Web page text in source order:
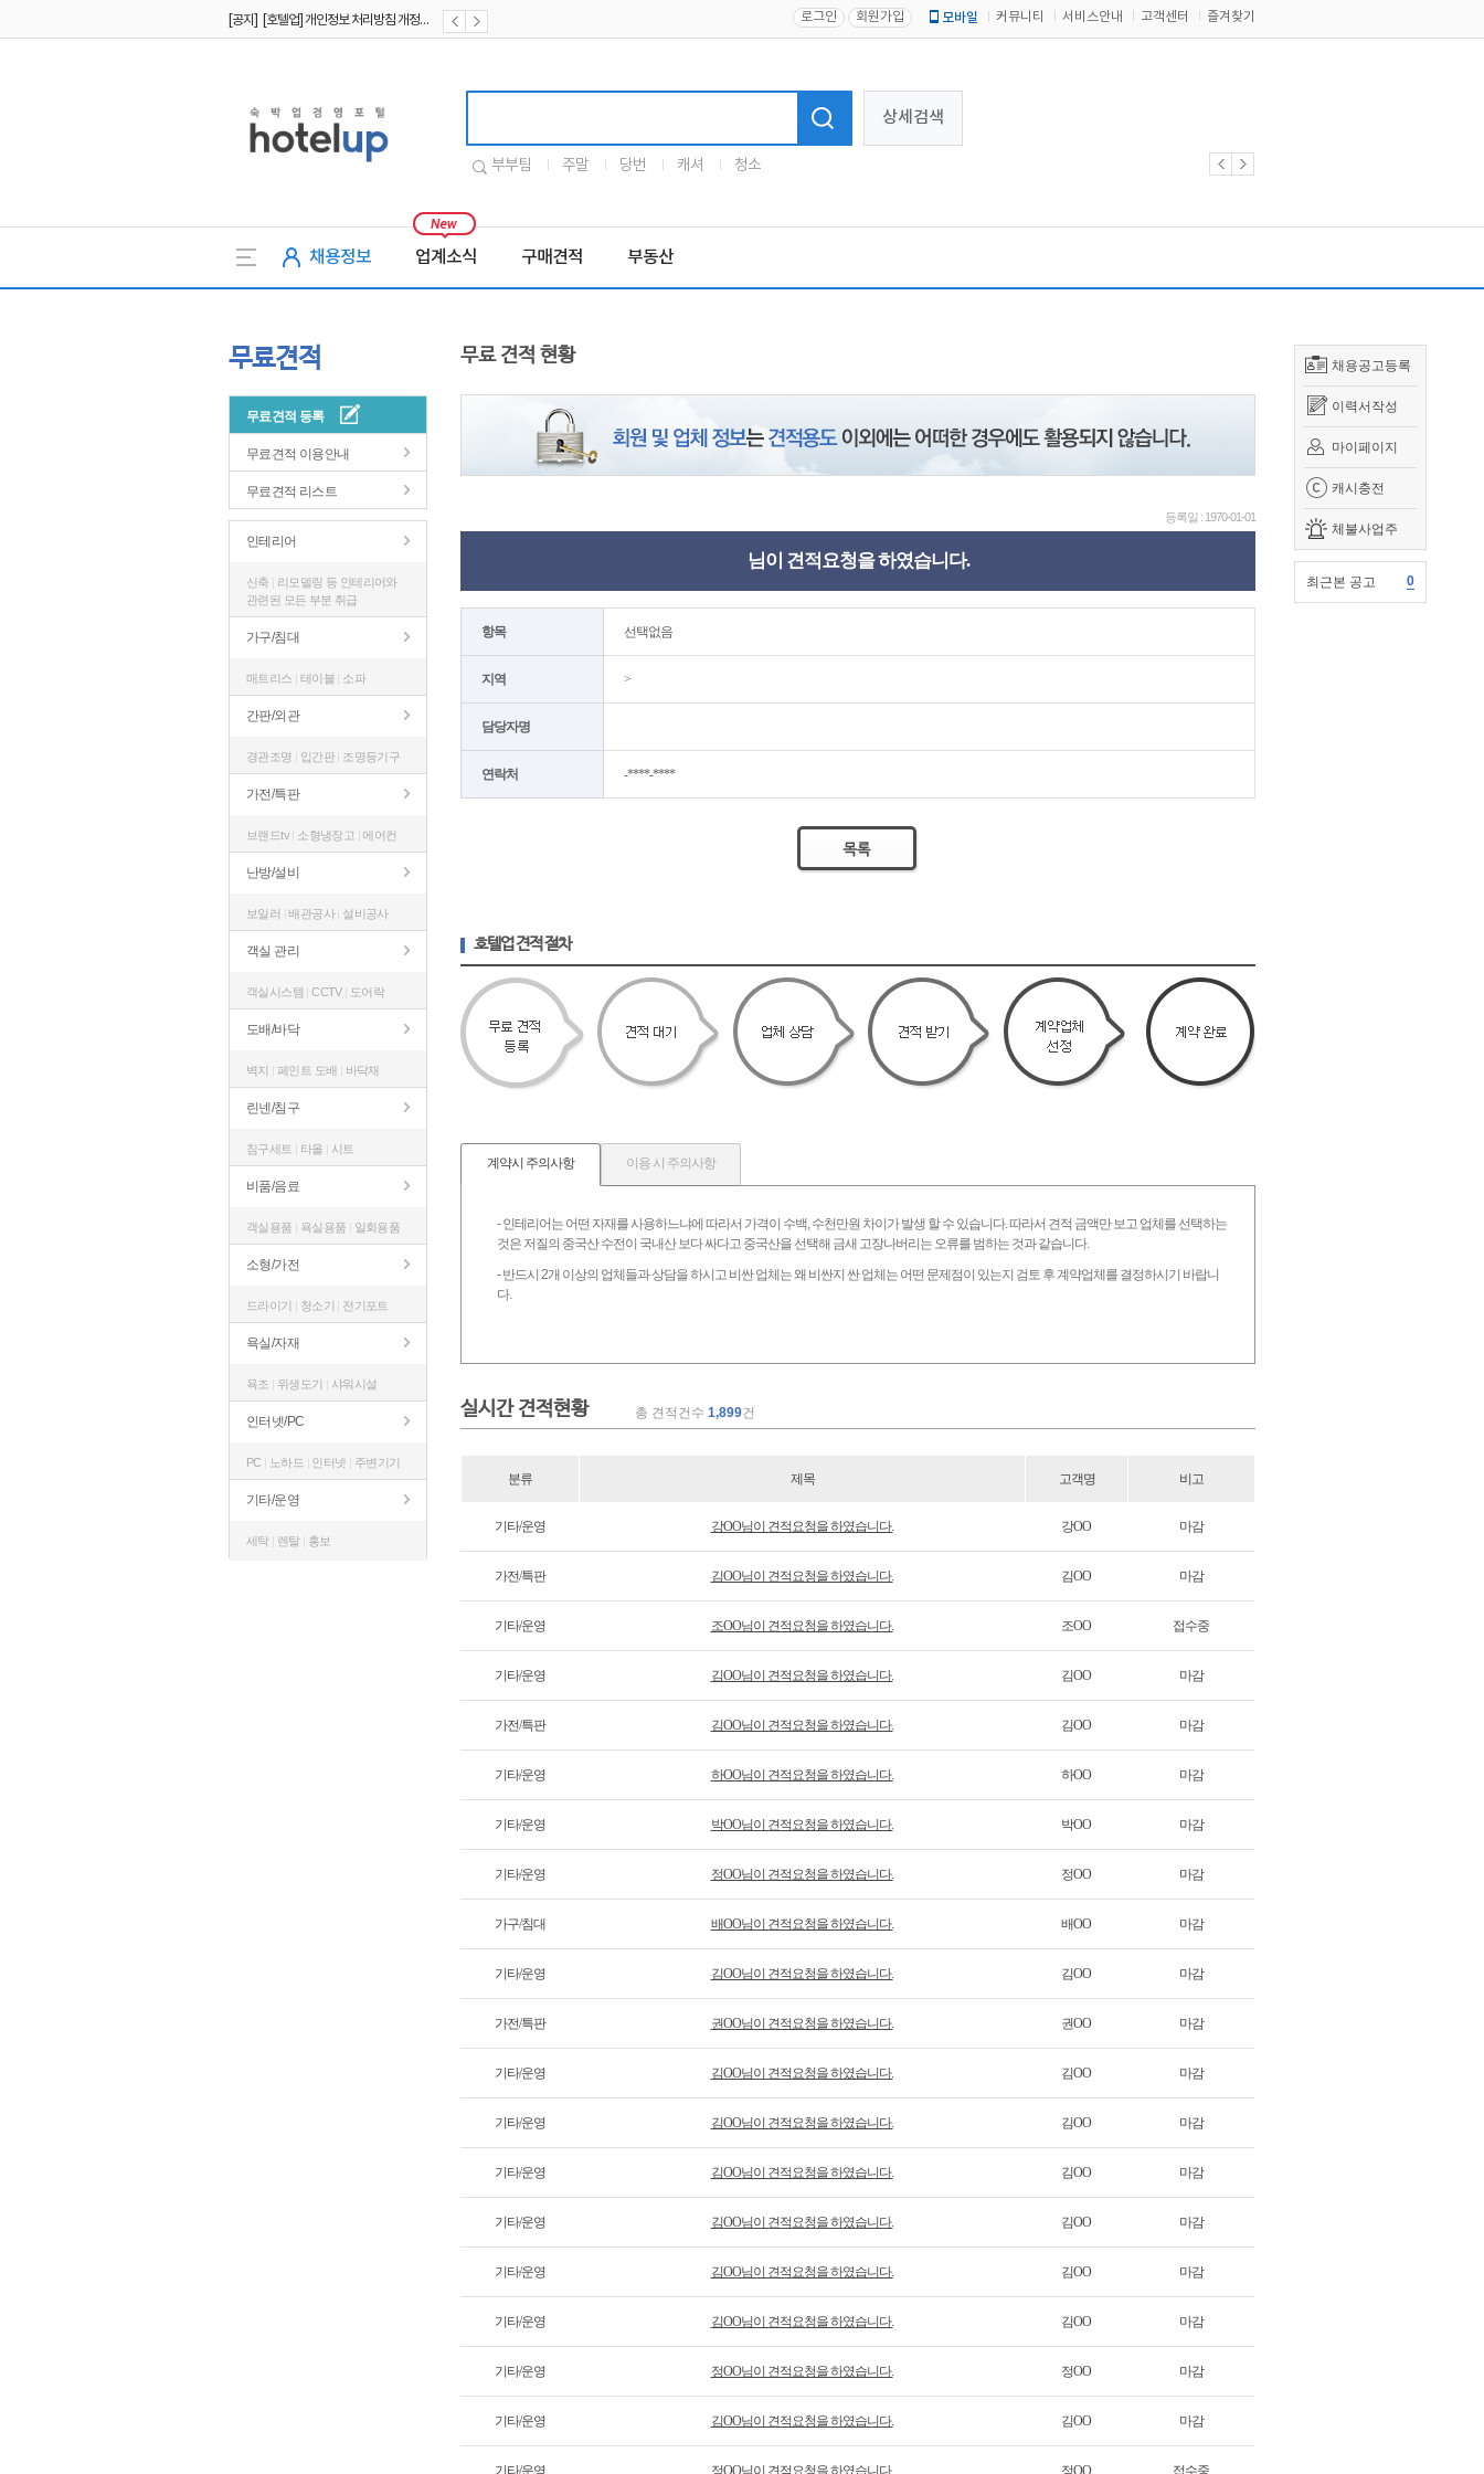
[공지] [호텔업] 개인정보 처리방침 개정본2 (19.09.02) 로그인 회원가입 모바일 커뮤니티 서비스안내 고객센터 즐겨찾기
상세검색
부부팀 주말 당번 캐셔 청소
채용정보 업계소식 구매견적 부동산
채용공고등록
이력서작성
마이페이지
캐시충전
체불사업주
최근본 공고 0
무료견적
무료견적 등록
무료견적 이용안내
무료견적 리스트
인테리어
신축
리모델링 등 인테리어와
관련된 모든 부분 취급
가구/침대
매트리스 테이블 소파
간판/외관
경관조명 입간판| 조명등기구
가전/특판
브랜드tv 소형냉장고 |에어컨
난방/설비
보일러 |배관공사| 설비공사
객실 관리
객실시스템 |CCTV| 도어락
도배/바닥
벽지 페인트 도배 바닥재
린넨/침구
침구세트 타올 시트
비품/음료
객실용품 욕실용품 일회용품
소형/가전
드라이기 청소기 전기포트
욕실/자재
욕조 위생도기 샤워시설
인터넷/PC
PC 노하드 인터넷 주변기기
기타/운영
세탁| 렌탈| 홍보
무료 견적 현황
등록일 : 1970-01-01
님이 견적요청을 하였습니다.
항목 선택없음
지역 >
담당자명
연락처 -****-****
호텔업 견적 절차
계약시 주의사항 이용 시 주의사항
- 인테리어는 어떤 자재를 사용하느냐에 따라서 가격이 수백, 수천만원 차이가 발생 할 수 있습니다. 따라서 견적 금액만 보고 업체를 선택하는
것은 저질의 중국산 수전이 국내산 보다 싸다고 중국산을 선택해 금새 고장나버리는 오류를 범하는 것과 같습니다.
- 반드시 2개 이상의 업체들과 상담을 하시고 비싼 업체는 왜 비싼지 싼 업체는 어떤 문제점이 있는지 검토 후 계약업체를 결정하시기 바랍니
다.
실시간 견적현황 총 견적건수 1,899건
분류 제목 고객명 비고
기타/운영 강OO님이 견적요청을 하였습니다. 강OO 마감
가전/특판 김OO님이 견적요청을 하였습니다. 김OO 마감
기타/운영 조OO님이 견적요청을 하였습니다. 조OO 접수중
기타/운영 김OO님이 견적요청을 하였습니다. 김OO 마감
가전/특판 김OO님이 견적요청을 하였습니다. 김OO 마감
기타/운영 하OO님이 견적요청을 하였습니다. 하OO 마감
기타/운영 박OO님이 견적요청을 하였습니다. 박OO 마감
기타/운영 정OO님이 견적요청을 하였습니다. 정OO 마감
가구/침대 배OO님이 견적요청을 하였습니다. 배OO 마감
기타/운영 김OO님이 견적요청을 하였습니다. 김OO 마감
가전/특판 권OO님이 견적요청을 하였습니다. 권OO 마감
기타/운영 김OO님이 견적요청을 하였습니다. 김OO 마감
기타/운영 김OO님이 견적요청을 하였습니다. 김OO 마감
기타/운영 김OO님이 견적요청을 하였습니다. 김OO 마감
기타/운영 김OO님이 견적요청을 하였습니다. 김OO 마감
기타/운영 김OO님이 견적요청을 하였습니다. 김OO 마감
기타/운영 김OO님이 견적요청을 하였습니다. 김OO 마감
기타/운영 정OO님이 견적요청을 하였습니다. 정OO 마감
기타/운영 김OO님이 견적요청을 하였습니다. 김OO 마감
기타/운영 정OO님이 견적요청을 하였습니다. 정OO 접수중